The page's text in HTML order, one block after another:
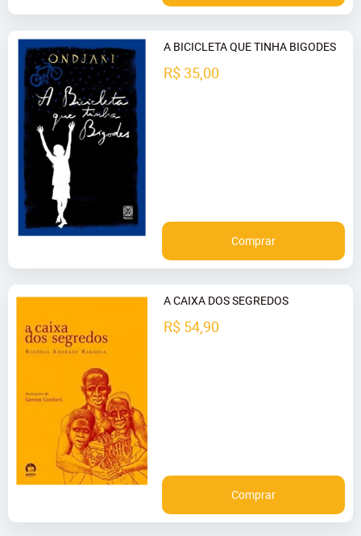
A BICICLETA QUE TINHA BIGODES
R$ 35,00
Comprar
A CAIXA DOS SEGREDOS
R$ 54,90
Comprar